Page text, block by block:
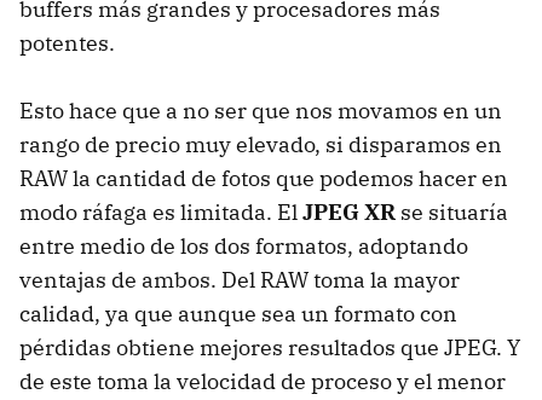
buffers más grandes y procesadores más
potentes.
Esto hace que a no ser que nos movamos en un
rango de precio muy elevado, si disparamos en
RAW la cantidad de fotos que podemos hacer en
modo ráfaga es limitada. ElJPEG XR se situaría
entre medio de los dos formatos, adoptando
ventajas de ambos. Del RAW toma la mayor
calidad, ya que aunque sea un formato con
pérdidas obtiene mejores resultados que JPEG. Y
de este toma la velocidad de proceso y el menor